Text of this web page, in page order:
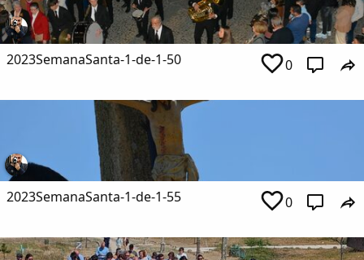
2023SemanaSanta-1-de-1-50 0
2023SemanaSanta-1-de-1-55 0